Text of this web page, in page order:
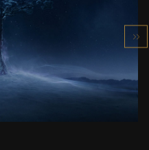
WITCHER’’